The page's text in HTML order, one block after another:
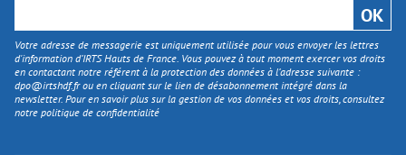
Votre adresse de messagerie est uniquement utilisée pour vous envoyer les lettres
d'information d’IRTS Hauts de France. Vous pouvez à tout moment exercer vos droits
en contactant notre référent à la protection des données à l’adresse suivante :
dpo@irtshdf.frou en cliquant sur le lien de désabonnement intégré dans la
newsletter. Pour en savoir plus sur la gestion de vos données et vos droits, consultez
notre politique de confidentialité